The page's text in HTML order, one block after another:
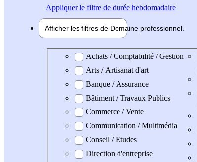
Appliquerle filtre de durée hebdomadaire
Afficher les filtres de Domaine professionnel
Domaine professionel
Achats / Comptabilité / Gestion
Arts / Artisanat d'art
Banque / Assurance
Bâtiment / Travaux Publics
Commerce / Vente
Communication / Multimédia
Conseil / Etudes
Direction d'entreprise